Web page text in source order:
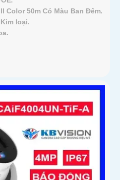
Color 50m Có Màu Ban Ðêm.
loại.